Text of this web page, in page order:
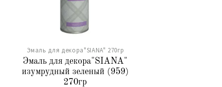
Эмаль для декора"SIANA" 270гр
Эмаль для декора"SIANA"
изумрудный зеленый (959)
270гр